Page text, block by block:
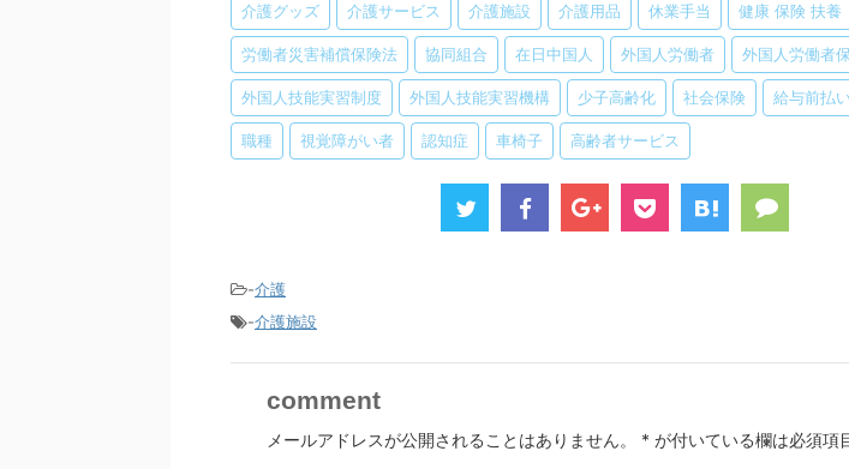
介護グッズ 介護サービス 介護施設 介護用品 休業手当 健康 保険 扶養
労働者災害補償保険法 協同組合 在日中国人 外国人労働者 外国人労働者
外国人技能実習制度 外国人技能実習機構 少子高齢化 社会保険 給与前払
職種 視覚障がい者 認知症 車椅子 高齢者サービス
-介護
-介護施設
comment
メールアドレスが公開されることはありません。 * が付いている欄は必須項